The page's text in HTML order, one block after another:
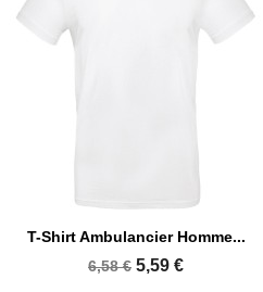
T-Shirt Ambulancier Homme...
6,58 € 5,59 €